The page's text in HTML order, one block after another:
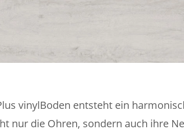
vinylBoden entsteht ein
nur die Ohren, sondern auch ihre